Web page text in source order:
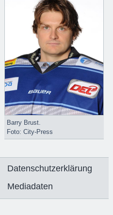
Barry Brust.
Foto: City-Press
Datenschutzerklärung
Mediadaten